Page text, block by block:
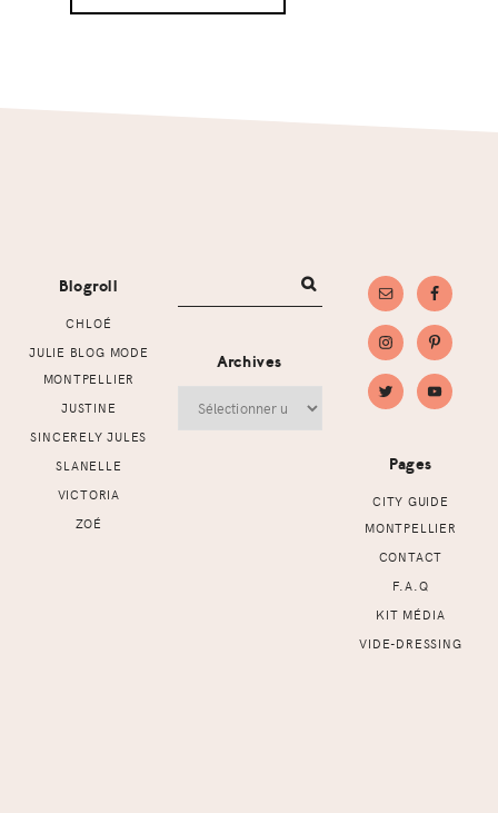
Blogroll
CHLOÉ
JULIE BLOG MODE
MONTPELLIER
JUSTINE
SINCERELY JULES
SLANELLE
VICTORIA
ZOÉ
Archives
Pages
CITY GUIDE
MONTPELLIER
CONTACT
F.A.Q
KIT MÉDIA
VIDE-DRESSING